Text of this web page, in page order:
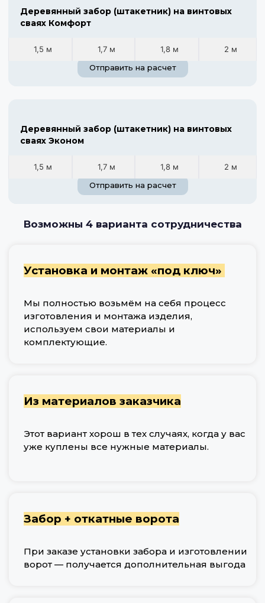
Деревянный забор (штакетник) на винтовых
сваях Комфорт
1,5 м 1,7 м 1,8 м
2 м
Отправить на расчет
Деревянный забор (штакетник) на винтовых
сваях Эконом
1,5 м 1,7 м 1,8 м
2 м
Отправить на расчет
Возможны 4 варианта сотрудничества
Установка и монтаж «под ключ»
Мы полностью возьмём на себя процесс
изготовления и монтажа изделия,
используем свои материалы и
комплектующие.
Из материалов заказчика
Этот вариант хорош в тех случаях, когда у вас
уже куплены все нужные материалы.
Забор + откатные ворота
При заказе установки забора и изготовлении
ворот — получается дополнительная выгода